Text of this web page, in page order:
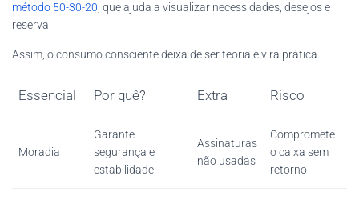
método 50-30-20 , que ajuda a visualizar necessidades, desejos e
reserva.
Assim, o consumo consciente deixa de ser teoria e vira prática.
Essencial Por quê? Extra Risco
Moradia
Garante
segurança e
estabilidade
Assinaturas
não usadas
Compromete
o caixa sem
retorno